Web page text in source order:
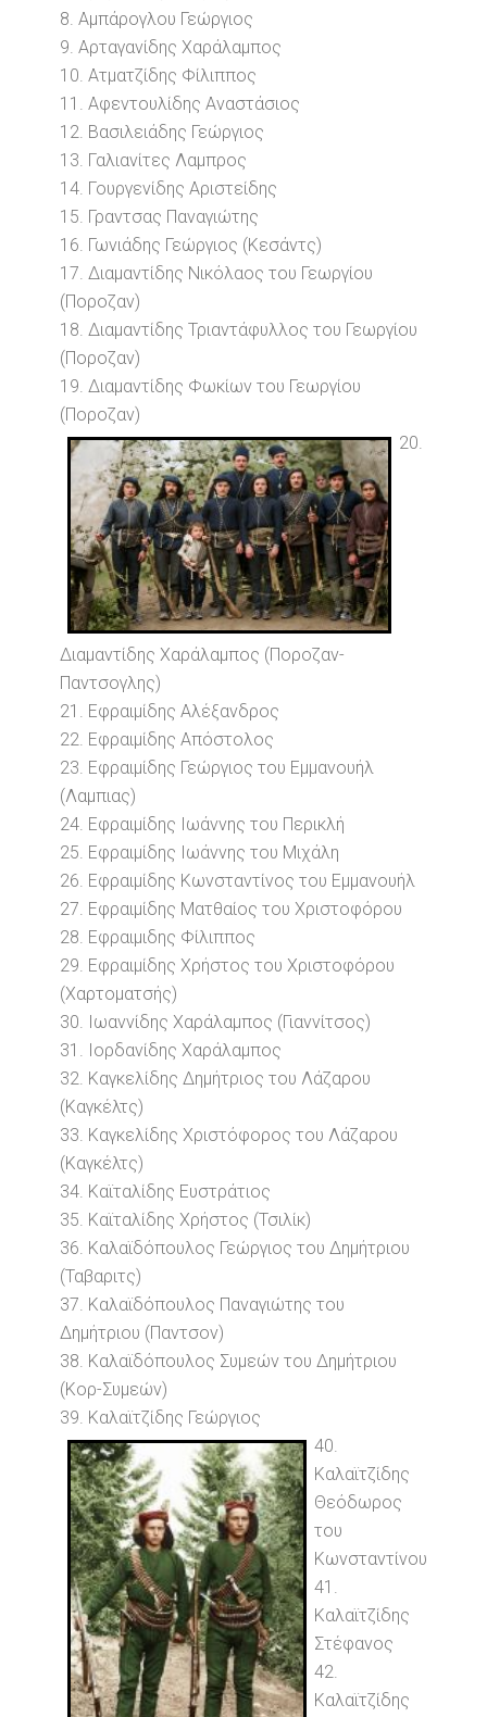
8. Αμπάρογλου Γεώργιος
9. Αρταγανίδης Χαράλαμπος
10. Ατματζίδης Φίλιππος
11. Αφεντουλίδης Αναστάσιος
12. Βασιλειάδης Γεώργιος
13. Γαλιανίτες Λαμπρος
14. Γουργενίδης Αριστείδης
15. Γραντσας Παναγιώτης
16. Γωνιάδης Γεώργιος (Κεσάντς)
17. Διαμαντίδης Νικόλαος του Γεωργίου
(Ποροζαν)
18. Διαμαντίδης Τριαντάφυλλος του Γεωργίου
(Ποροζαν)
19. Διαμαντίδης Φωκίων του Γεωργίου
(Ποροζαν)
20.
Διαμαντίδης Χαράλαμπος (Ποροζαν-
Παντσογλης)
21. Εφραιμίδης Αλέξανδρος
22. Εφραιμίδης Απόστολος
23. Εφραιμίδης Γεώργιος του Εμμανουήλ
(Λαμπιας)
24. Εφραιμίδης Ιωάννης του Περικλή
25. Εφραιμίδης Ιωάννης του Μιχάλη
26. Εφραιμίδης Κωνσταντίνος του Εμμανουήλ
27. Εφραιμίδης Ματθαίος του Χριστοφόρου
28. Εφραιμιδης Φίλιππος
29. Εφραιμίδης Χρήστος του Χριστοφόρου
(Χαρτοματσής)
30. Ιωαννίδης Χαράλαμπος (Γιαννίτσος)
31. Ιορδανίδης Χαράλαμπος
32. Καγκελίδης Δημήτριος του Λάζαρου
(Καγκέλτς)
33. Καγκελίδης Χριστόφορος του Λάζαρου
(Καγκέλτς)
34. Καϊταλίδης Ευστράτιος
35. Καϊταλίδης Χρήστος (Τσιλίκ)
36. Καλαϊδόπουλος Γεώργιος του Δημήτριου
(Ταβαριτς)
37. Καλαϊδόπουλος Παναγιώτης του
Δημήτριου (Παντσον)
38. Καλαϊδόπουλος Συμεών του Δημήτριου
(Κορ-Συμεών)
39. Καλαϊτζίδης Γεώργιος
40.
Καλαϊτζίδης
Θεόδωρος
του
Κωνσταντίνου
41.
Καλαϊτζίδης
Στέφανος
42.
Καλαϊτζίδης